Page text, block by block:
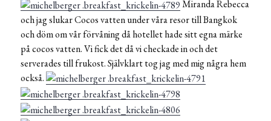
Miranda Rebecca
och jag slukar Cocos vatten under våra resor till Bangkok
och döm om vår förvåning då hotellet hade sitt egna märke
på cocos vatten. Vi fick det då vi checkade in och det
serverades till frukost. Självklart tog jag med mig några hem
också.